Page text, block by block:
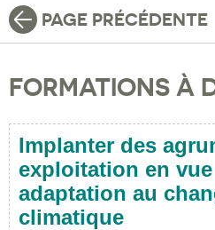
PAGE PRÉCÉDENTE
FORMATIONS À
Implanter des
exploitation en vue
adaptation au
climatique